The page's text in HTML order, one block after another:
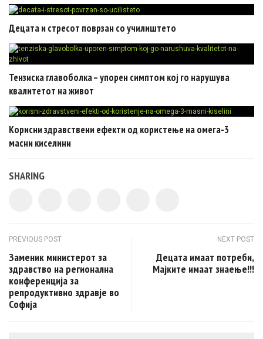
Децата и стресот поврзан со училиштето
Тензиска главоболка – упорен симптом кој го нарушува
квалитетот на живот
Корисни здравствени ефекти од користење на омега-3
масни киселини
SHARING
Post navigation
PREVIOUS POST
Заменик министерот за
здравство на регионална
конференција за
репродуктивно здравје во
Софија
NEXT POST
Децата имаат потреби,
Mајките имаат знаење!!!